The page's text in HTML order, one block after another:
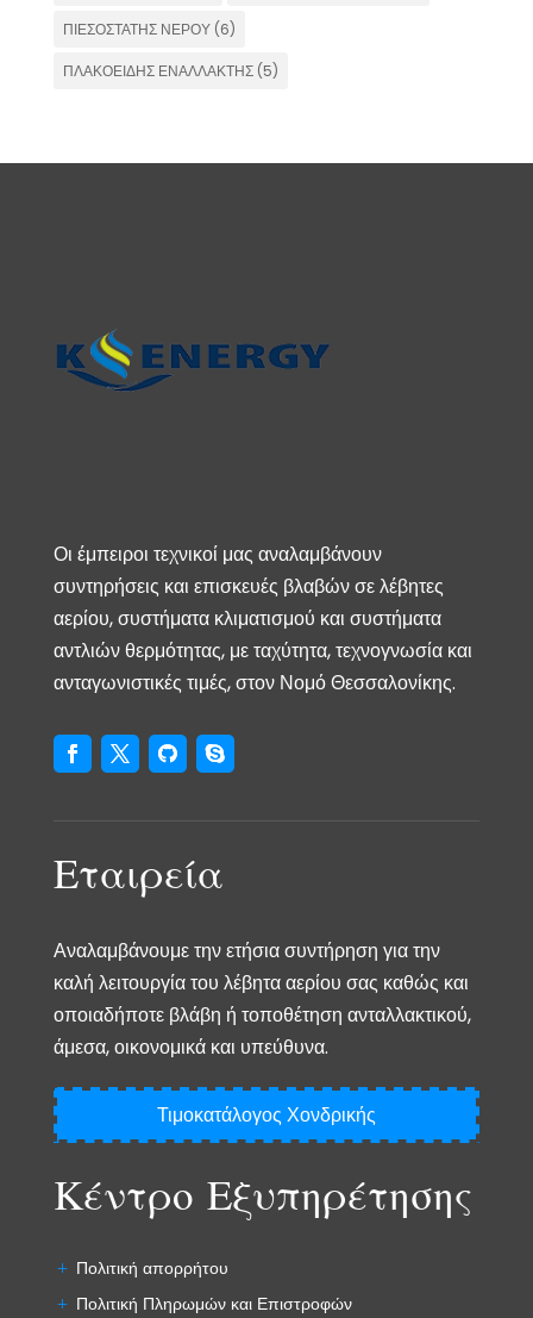
ΠΙΕΣΟΣΤΑΤΗΣ ΝΕΡΟΥ(6)
ΠΛΑΚΟΕΙΔΗΣ ΕΝΑΛΛΑΚΤΗΣ(5)
Οι έμπειροι τεχνικοί μας αναλαμβάνουν
συντηρήσεις και επισκευές βλαβών σε λέβητες
αερίου, συστήματα κλιματισμού και συστήματα
αντλιών θερμότητας, με ταχύτητα, τεχνογνωσία και
ανταγωνιστικές τιμές, στον Νομό Θεσσαλονίκης.
Εταιρεία
Αναλαμβάνουμε την ετήσια συντήρηση για την
καλή λειτουργία του λέβητα αερίου σας καθώς και
οποιαδήποτε βλάβη ή τοποθέτηση ανταλλακτικού,
άμεσα, οικονομικά και υπεύθυνα.
Τιμοκατάλογος Χονδρικής
Κέντρο Εξυπηρέτησης
Πολιτική απορρήτου
Πολιτική Πληρωμών και Επιστροφών